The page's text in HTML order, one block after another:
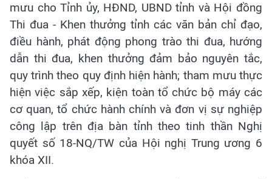
mưu cho Tỉnh ủy, HĐND, UBND tỉnh và Hội đồng
Thi đua - Khen thưởng tỉnh các văn bản chỉ đạo,
điều hành, phát động phong trào thi đua, hướng
dẫn thi đua, khen thưởng đảm bảo nguyên tắc,
quy trình theo quy định hiện hành; tham mưu thực
hiện việc sắp xếp, kiện toàn tổ chức bộ máy các
cơ quan, tổ chức hành chính và đơn vị sự nghiệp
công lập trên địa bàn tỉnh theo tinh thần Nghị
quyết số 18-NQ/TW của Hội nghị Trung ương 6
khóa XII.